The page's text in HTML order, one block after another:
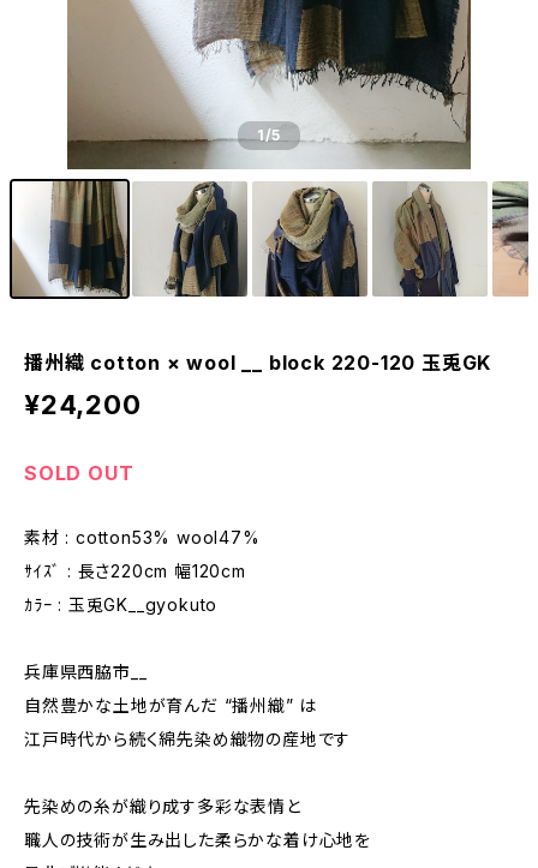
1/5
播州織 cotton × wool __ block 220-120 玉兎GK
¥24,200
SOLD OUT
素材 : cotton53% wool47%
ｻｲｽﾞ : 長さ220cm 幅120cm
ｶﾗｰ : 玉兎GK__gyokuto
兵庫県西脇市__
自然豊かな土地が育んだ “播州織” は
江戸時代から続く綿先染め織物の産地です
先染めの糸が織り成す多彩な表情と
職人の技術が生み出した柔らかな着け心地を